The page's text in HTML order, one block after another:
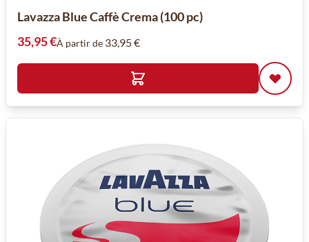
Lavazza Blue Caffè Crema (100 pc)
35,95 €À partir de 33,95 €